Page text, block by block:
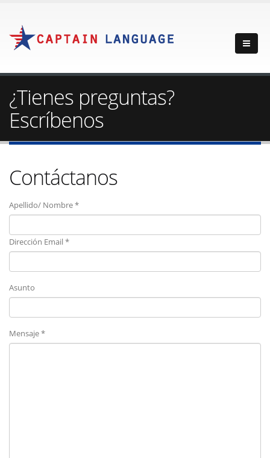
¿Tienes preguntas?
Escríbenos
Contáctanos
Apellido/ Nombre *
Dirección Email *
Asunto
Mensaje *